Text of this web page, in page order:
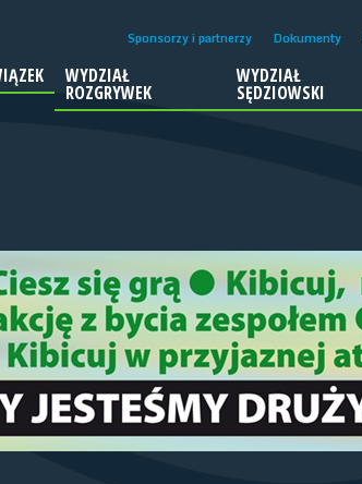
Sponsorzy i partnerzy Dokumenty
WYDZIAŁ
ROZGRYWEK
WYDZIAŁ
SĘDZIOWSKI